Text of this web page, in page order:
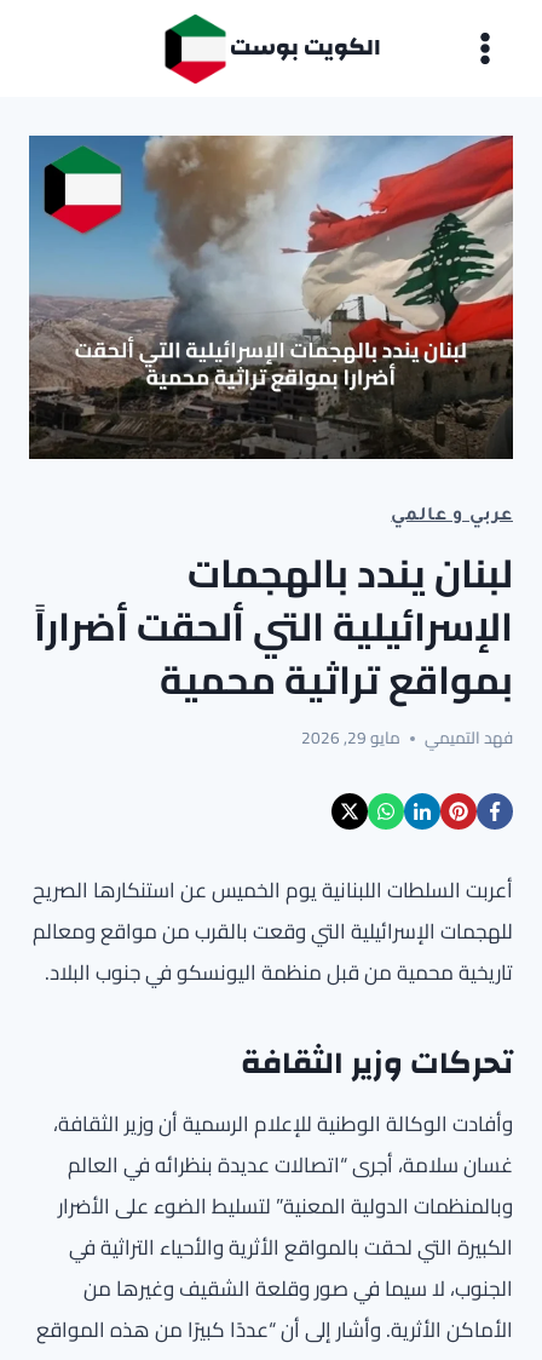
الكويت بوست
عربي و عالمي
لبنان يندد بالهجمات
الإسرائيلية التي ألحقت أضراراً
بمواقع تراثية محمية
فهد التميمي مايو 29, 2026
أعربت السلطات اللبنانية يوم الخميس عن استنكارها الصريح
للهجمات الإسرائيلية التي وقعت بالقرب من مواقع ومعالم
تاريخية محمية من قبل منظمة اليونسكو في جنوب البلاد.
تحركات وزير الثقافة
وأفادت الوكالة الوطنية للإعلام الرسمية أن وزير الثقافة،
غسان سلامة، أجرى “اتصالات عديدة بنظرائه في العالم
وبالمنظمات الدولية المعنية” لتسليط الضوء على الأضرار
الكبيرة التي لحقت بالمواقع الأثرية والأحياء التراثية في
الجنوب، لا سيما في صور وقلعة الشقيف وغيرها من
الأماكن الأثرية. وأشار إلى أن “عددًا كبيرًا من هذه المواقع